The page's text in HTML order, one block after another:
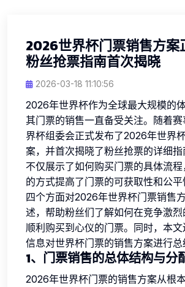
2026世界杯门票销售方案
粉丝抢票指南首次揭晓
2026-03-18 11:10:56
2026年世界杯作为全球最大规模的体
其门票的销售一直备受关注。随着
界杯组委会正式发布了2026年世界
案，并首次揭晓了粉丝抢票的详细
不仅展示了如何购买门票的具体流
的方式提高了门票的可获取性和公
四个方面对2026年世界杯门票销售
述，帮助粉丝们了解如何在竞争激
顺利购买到心仪的门票。同时，本
信息对世界杯门票的销售方案进行总
1、门票销售的总体结构与分
2026年世界杯门票的销售方案从根